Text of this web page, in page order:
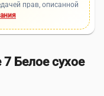
прав, описанной
Белое сухое